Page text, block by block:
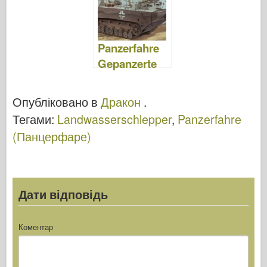
o
n
Panzerfahre
Gepanzerte
chlepper
Прототип
Nr.I – DML
Опубліковано в Дракон .
Тегами: Landwasserschlepper, Panzerfahre
(Панцерфаре)
Дати відповідь
Коментар